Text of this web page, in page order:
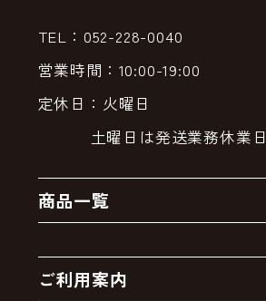
TEL：052-228-0040
営業時間：10:00-19:00
定休日：火曜日
土曜日は発送業務休業日
商品一覧
クーポン
ご利用案内